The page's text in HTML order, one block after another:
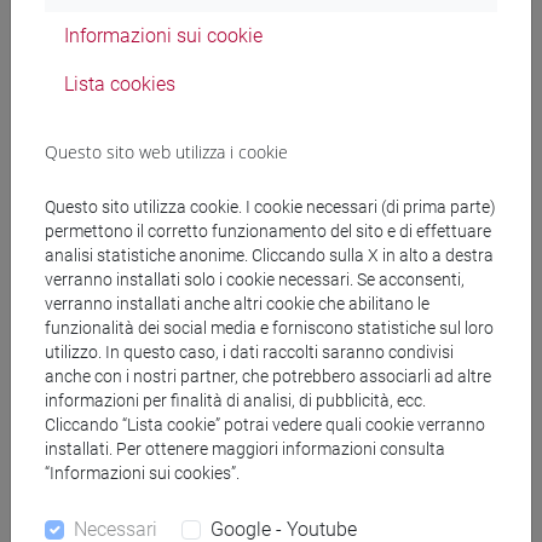
cina/cina /subcontinente indiano
ESERCITAZIONI DI LINGUA CINESE 2 MOD.1A
[LT017I]
Struttura generale dell'insegnamento
LINGUA CINESE 2 MOD.1
ESERCITAZIONI DI LINGUA CINESE 2
MOD.1A
Informazioni sui cookie
Lista cookies
Questo sito web utilizza i cookie
Questo sito utilizza cookie. I cookie necessari (di prima parte)
permettono il corretto funzionamento del sito e di effettuare
analisi statistiche anonime. Cliccando sulla X in alto a destra
verranno installati solo i cookie necessari. Se acconsenti,
verranno installati anche altri cookie che abilitano le
funzionalità dei social media e forniscono statistiche sul loro
utilizzo. In questo caso, i dati raccolti saranno condivisi
anche con i nostri partner, che potrebbero associarli ad altre
informazioni per finalità di analisi, di pubblicità, ecc.
Cliccando “Lista cookie” potrai vedere quali cookie verranno
installati. Per ottenere maggiori informazioni consulta
“Informazioni sui cookies”.
Necessari Google - Youtube